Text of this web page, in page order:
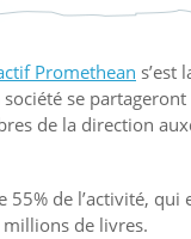
Promethean s’est
se
de la direction
55% de l’activité, qui
de livres.